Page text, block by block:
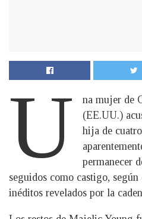
U
na mujer de
(EE.UU.)
hija de
permanecer
seguidos como castigo,
inéditos revelados por la